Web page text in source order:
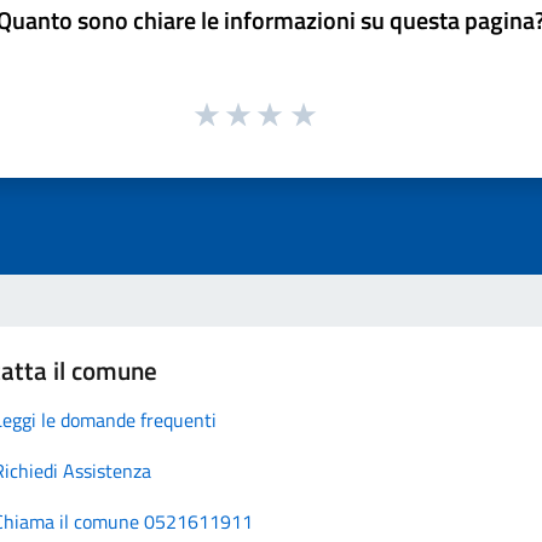
sono chiare le informazioni su questa
il comune
le domande frequenti
Assistenza
il comune 0521611911